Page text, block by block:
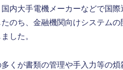
内大手電機メーカーなどで国
のち、金融機関向けシステム
した。
くが書類の管理や手入力等の